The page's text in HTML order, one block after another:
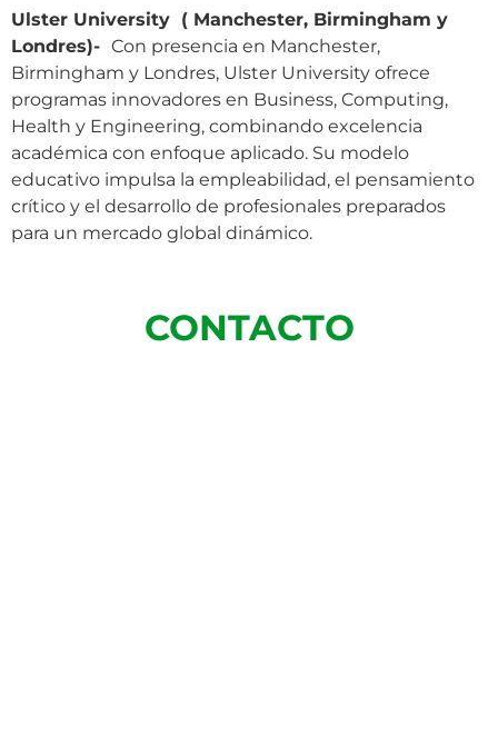
Ulster University ( Manchester, Birmingham y
Londres)- Con presencia en Manchester,
Birmingham y Londres, Ulster University ofrece
programas innovadores en Business, Computing,
Health y Engineering, combinando excelencia
académica con enfoque aplicado. Su modelo
educativo impulsa la empleabilidad, el pensamiento
crítico y el desarrollo de profesionales preparados
para un mercado global dinámico.
CONTACTO